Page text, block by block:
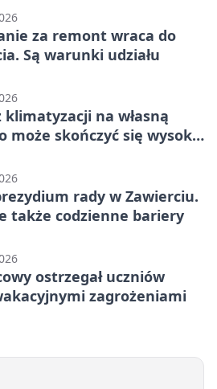
za remont wraca do
Są warunki udziału
klimatyzacji na własną
może skończyć się wysoką
rady w Zawierciu.
także codzienne bariery
ostrzegał uczniów
zagrożeniami